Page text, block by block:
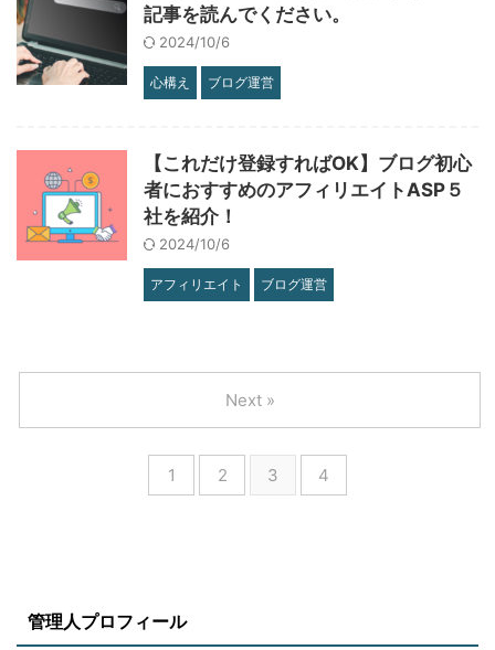
記事を読んでください。
2024/10/6
心構え ブログ運営
【これだけ登録すればOK】ブログ初心
者におすすめのアフィリエイトASP５
社を紹介！
2024/10/6
アフィリエイト ブログ運営
1 2 3 4
Next »
管理人プロフィール